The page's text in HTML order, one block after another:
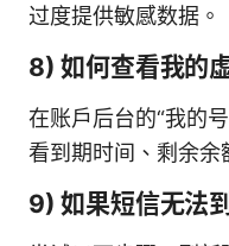
过度提供敏感数据。
8) 如何查看我的
在账户后台的“我的
看到期时间、剩余余
9) 如果短信无法